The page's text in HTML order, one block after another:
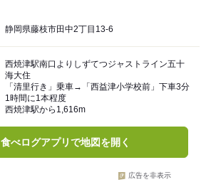
静岡県藤枝市田中2丁目13-6
西焼津駅南口よりしずてつジャストライン五十
海大住
「清里行き」乗車→「西益津小学校前」下車3分
1時間に1本程度
西焼津駅から1,616m
食べログアプリで地図を開く
広告を非表示